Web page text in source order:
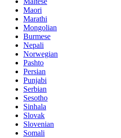
Maori
Marathi
Mongolian
Burmese
Nepali
Norwegian
Pashto
Persian
Punjabi
Serbian
Sesotho
Sinhala
Slovak
Slovenian
Somali